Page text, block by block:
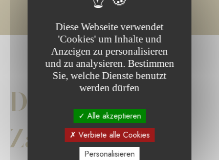
Die wichtigsten
Zahlen
Diese Webseite verwendet
'Cookies' um Inhalte und
Anzeigen zu personalisieren
und zu analysieren. Bestimmen
Sie, welche Dienste benutzt
werden dürfen
Alle akzeptieren
Verbiete alle Cookies
Personalisieren